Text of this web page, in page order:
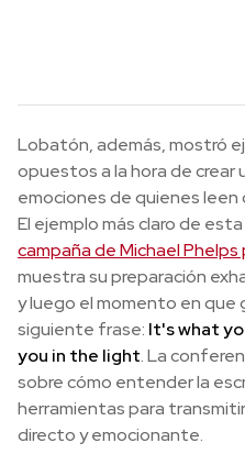
Lobatón, además, mostró
opuestos a la hora de crear
emociones de quienes leen
El ejemplo más claro de
campaña de Michael Phelps
muestra su preparación
y luego el momento en que
siguiente frase: It's what
you in the light. La
sobre cómo entender la
herramientas para
directo y emocionante.